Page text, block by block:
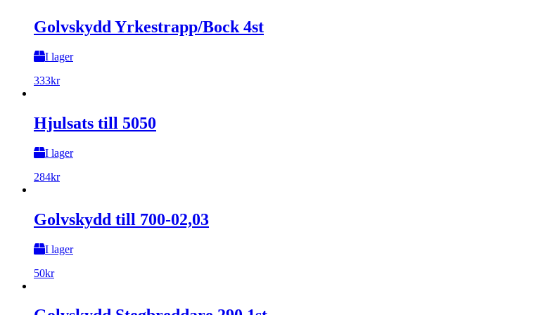
Golvskydd Yrkestrapp/Bock 4st
I lager
333kr
Hjulsats till 5050
I lager
284kr
Golvskydd till 700-02,03
I lager
50kr